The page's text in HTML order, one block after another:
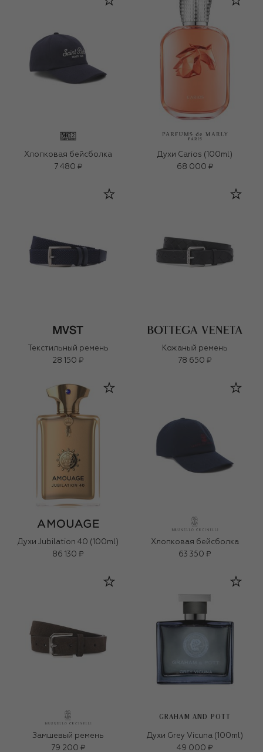
Хлопковая бейсболка
7 480 ₽
Духи Carios (100ml)
68 000 ₽
Текстильный ремень
28 150 ₽
Кожаный ремень
78 650 ₽
Духи Jubilation 40 (100ml)
86 130 ₽
Хлопковая бейсболка
63 350 ₽
Замшевый ремень
79 200 ₽
GRAHAM AND POTT
Духи Grey Vicuna (100ml)
49 000 ₽